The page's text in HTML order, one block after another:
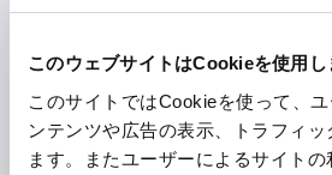
このウェブサイトはCookieを使用し
このサイトではCookieを使って、
ンテンツや広告の表示、トラフィ
ます。またユーザーによるサイト
高電圧タイプのLED球が搭載可
タイプの定格使用電圧が最大
丸形圧着端子の配線工数を大幅に
イトのダイレクトタイプを除く）